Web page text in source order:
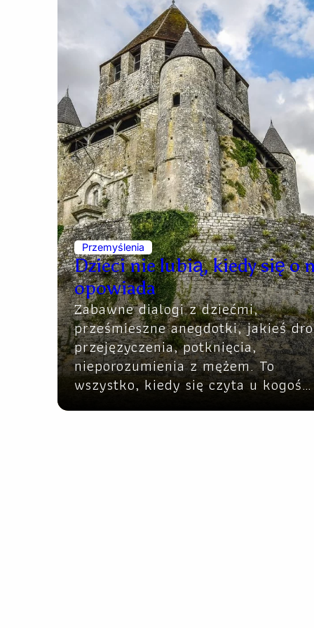
Przemyślenia
Dzieci nie lubią, kiedy się o
opowiada
Zabawne dialogi z dziećmi,
prześmieszne anegdotki, jakieś
przejęzyczenia, potknięcia,
nieporozumienia z mężem. To
wszystko, kiedy się czyta u kogoś…